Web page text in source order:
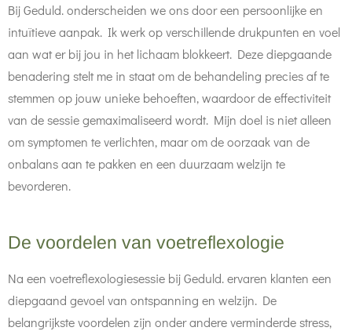
Bij Geduld. onderscheiden we ons door een persoonlijke en
intuïtieve aanpak. Ik werk op verschillende drukpunten en voel
aan wat er bij jou in het lichaam blokkeert. Deze diepgaande
benadering stelt me in staat om de behandeling precies af te
stemmen op jouw unieke behoeften, waardoor de effectiviteit
van de sessie gemaximaliseerd wordt. Mijn doel is niet alleen
om symptomen te verlichten, maar om de oorzaak van de
onbalans aan te pakken en een duurzaam welzijn te
bevorderen.
De voordelen van voetreflexologie
Na een voetreflexologiesessie bij Geduld. ervaren klanten een
diepgaand gevoel van ontspanning en welzijn. De
belangrijkste voordelen zijn onder andere verminderde stress,